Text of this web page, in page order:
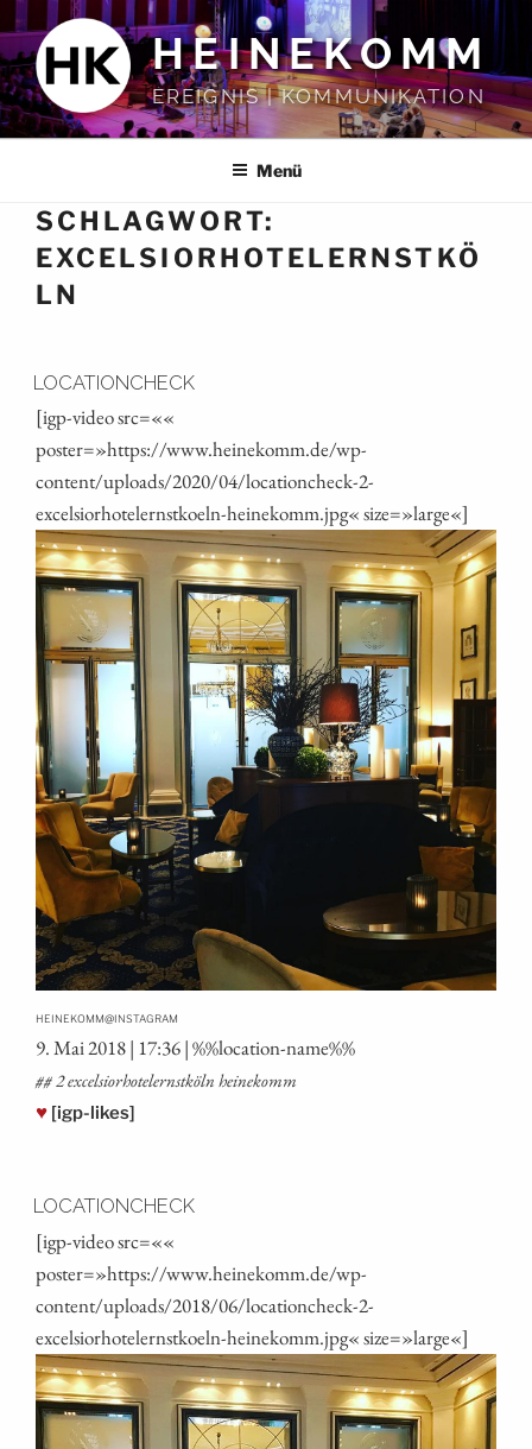
Inhalt
springen
HEINEKOMM
EREIGNIS | KOMMUNIKATION
Menü
SCHLAGWORT:
EXCELSIORHOTELERNSTKÖ
LN
LOCATIONCHECK
[igp-video src=««
poster=»https://www.heinekomm.de/wp-
content/uploads/2020/04/locationcheck-2-
excelsiorhotelernstkoeln-heinekomm.jpg« size=»large«]
HEINEKOMM@INSTAGRAM
9. Mai 2018 | 17:36 | %%loca­ti­on-name%%
## 2 excel­sio­rho­tel­ernst­köln heinekomm
♥ [igp-likes]
LOCATIONCHECK
[igp-video src=««
poster=»https://www.heinekomm.de/wp-
content/uploads/2018/06/locationcheck-2-
excelsiorhotelernstkoeln-heinekomm.jpg« size=»large«]